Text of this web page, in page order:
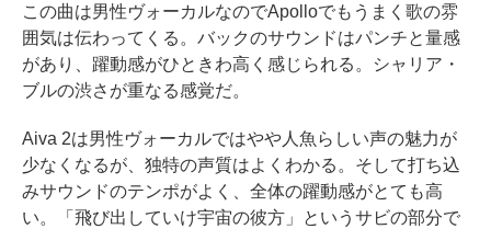
この曲は男性ヴォーカルなのでApolloでもうまく歌の雰
囲気は伝わってくる。バックのサウンドはパンチと量感
があり、躍動感がひときわ高く感じられる。シャリア・
ブルの渋さが重なる感覚だ。
Aiva 2は男性ヴォーカルではやや人魚らしい声の魅力が
少なくなるが、独特の声質はよくわかる。そして打ち込
みサウンドのテンポがよく、全体の躍動感がとても高
い。「飛び出していけ宇宙の彼方」というサビの部分で